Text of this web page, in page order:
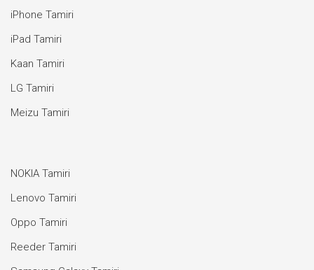
iPhone Tamiri
iPad Tamiri
Kaan Tamiri
LG Tamiri
Meizu Tamiri
NOKIA Tamiri
Lenovo Tamiri
Oppo Tamiri
Reeder Tamiri